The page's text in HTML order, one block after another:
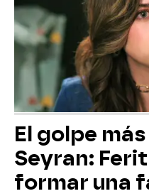
El golpe
Seyran:
formar una